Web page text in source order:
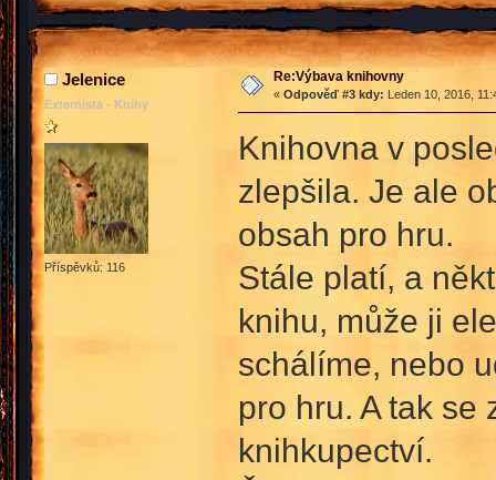
Jelenice
Externista - Knihy
Příspěvků: 116
Re:Výbava knihovny
« Odpověď #3 kdy: Leden 10, 2016,
Knihovna v
zlepšila. Je ale
obsah pro hru.
Stále platí, a
knihu, může ji
schálíme, nebo
pro hru. A tak
knihkupectví.